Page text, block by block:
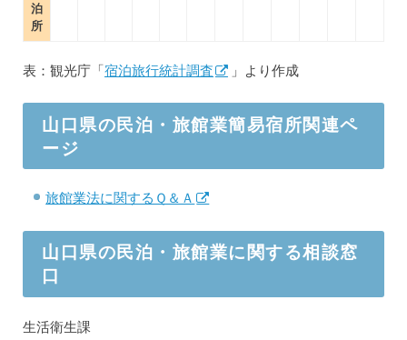
泊
所
表：観光庁「宿泊旅行統計調査 」より作成
山口県の民泊・旅館業簡易宿所関連ペ
ージ
旅館業法に関するＱ＆Ａ
山口県の民泊・旅館業に関する相談窓
口
生活衛生課